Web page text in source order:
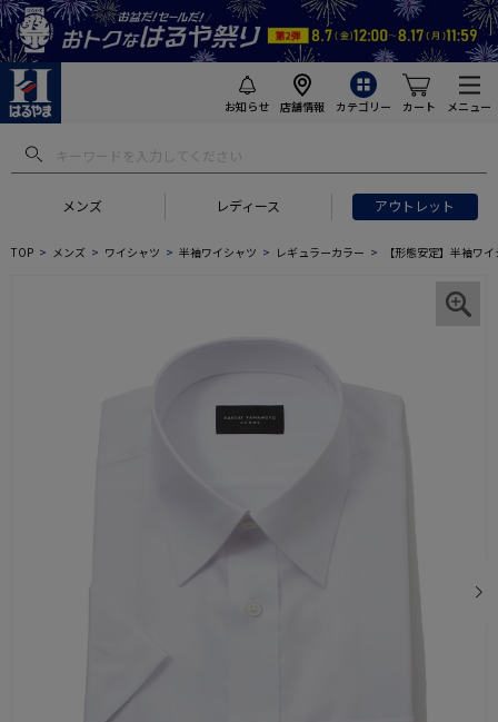
お知らせ 店舗情報 カテゴリー カート メニュー
メンズ レディース アウトレット
TOP メンズ ワイシャツ 半袖ワイシャツ レギュラーカラー 【形態安定】半袖ワ